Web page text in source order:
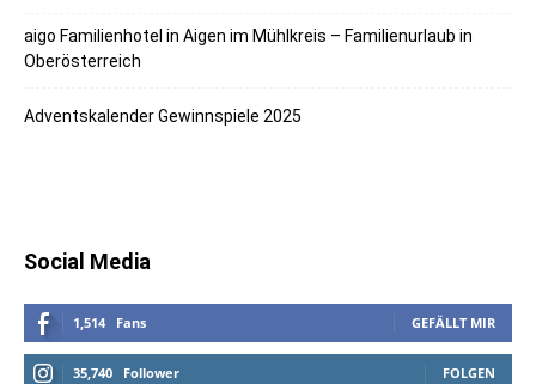
aigo Familienhotel in Aigen im Mühlkreis – Familienurlaub in
Oberösterreich
Adventskalender Gewinnspiele 2025
Social Media
1,514 Fans GEFÄLLT MIR
35,740 Follower FOLGEN